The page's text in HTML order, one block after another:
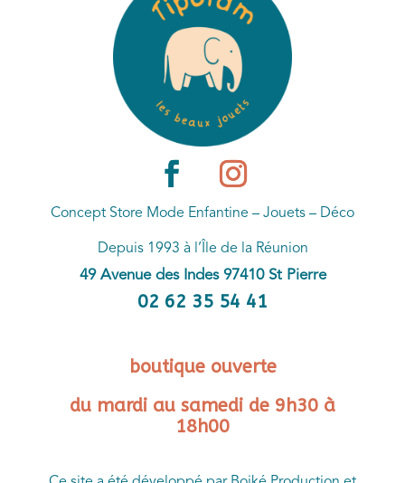
Concept Store Mode Enfantine – Jouets – Déco
Depuis 1993 à l’Île de la Réunion
49 Avenue des Indes 97410 St Pierre
02 62 35 54 41
boutique ouverte
du mardi au samedi de 9h30 à
18h00